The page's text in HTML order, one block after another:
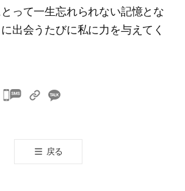
って一生忘れられない記憶とな
出会うたびに私に力を与えてく
카
톡
공
戻る